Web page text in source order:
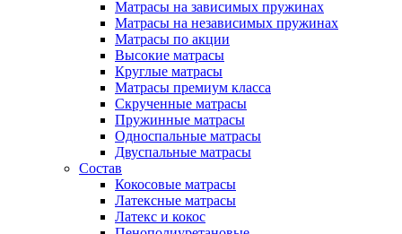
Матрасы на зависимых пружинах
Матрасы на независимых пружинах
Матрасы по акции
Высокие матрасы
Круглые матрасы
Матрасы премиум класса
Скрученные матрасы
Пружинные матрасы
Односпальные матрасы
Двуспальные матрасы
Состав
Кокосовые матрасы
Латексные матрасы
Латекс и кокос